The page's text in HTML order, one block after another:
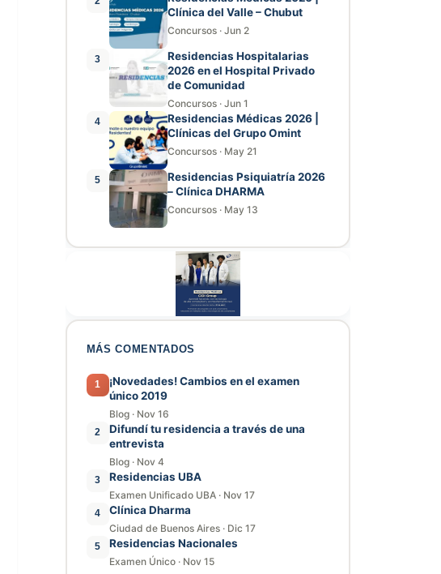
Clínica del Valle – Chubut
Concursos · Jun 2
3
Residencias Hospitalarias
2026 en el Hospital Privado
de Comunidad
Concursos · Jun 1
4
Residencias Médicas 2026 |
Clínicas del Grupo Omint
Concursos · May 21
5
Residencias Psiquiatría 2026
– Clínica DHARMA
Concursos · May 13
MÁS COMENTADOS
1
¡Novedades! Cambios en el examen
único 2019
Blog · Nov 16
2
Difundí tu residencia a través de una
entrevista
Blog · Nov 4
3 Residencias UBA
Examen Unificado UBA · Nov 17
4 Clínica Dharma
Ciudad de Buenos Aires · Dic 17
5 Residencias Nacionales
Examen Único · Nov 15